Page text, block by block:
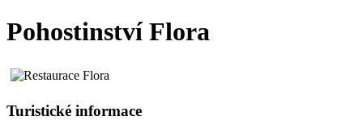
Pohostinství Flora
Turistické informace